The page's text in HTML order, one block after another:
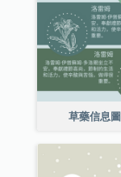
草藥信息圖